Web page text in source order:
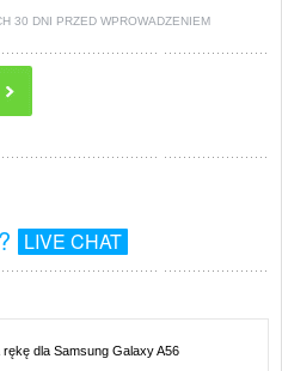
30 DNI PRZED WPROWADZENIEM
LIVE CHAT
rękę dla Samsung Galaxy A56